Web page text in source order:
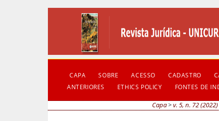
CAPA SOBRE ACESSO CADASTRO
ANTERIORES
ETHICS POLICY FONTES DE
Capa>v. 5, n. 72 (2022)